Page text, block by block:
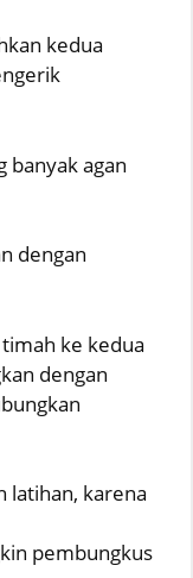
kedua
banyak agan
dengan
ke kedua
dengan
latihan, karena
pembungkus